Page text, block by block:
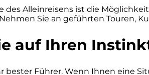
des Alleinreisens ist die
Sie an geführten Touren,
auf Ihren
bester Führer. Wenn Ihnen eine